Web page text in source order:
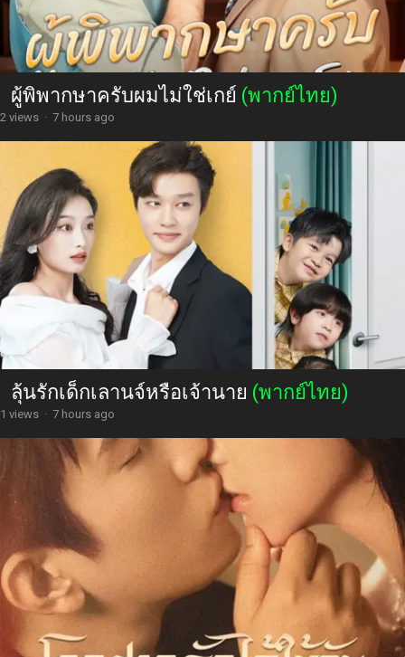
ผู้พิพากษาครับผมไม่ใช่เกย์ (พากย์ไทย)
2 views · 7 hours ago
ลุ้นรักเด็กเลานจ์หรือเจ้านาย (พากย์ไทย)
1 views · 7 hours ago